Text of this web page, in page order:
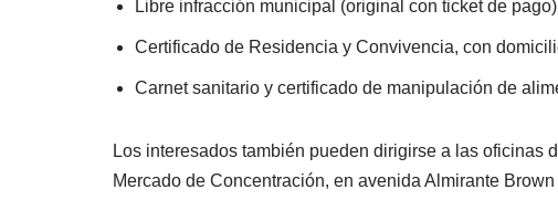
Libre infracción municipal (original con ticket de pago)
Certificado de Residencia y Convivencia, con
Carnet sanitario y certificado de manipulación de
Los interesados también pueden dirigirse a las oficinas
Mercado de Concentración, en avenida Almirante